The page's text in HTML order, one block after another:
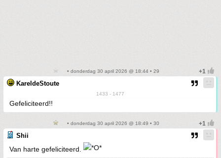
• donderdag 30 april 2026 @ 18:44 • 29
KareldeStoute
1433 - 1477
Gefeliciteerd!!
• donderdag 30 april 2026 @ 18:49 • 30
Shii
Van harte gefeliciteerd.